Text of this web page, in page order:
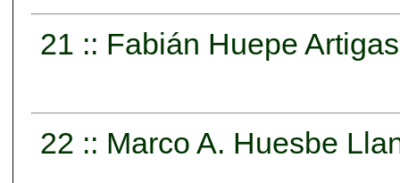
21 :: Fabián Huepe Artigas
22 :: Marco A. Huesbe